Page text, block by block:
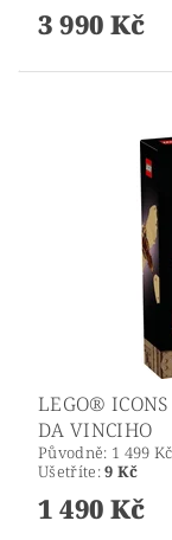
3 990 Kč
LEGO®
DA VINCIHO
Původně: 1 499 Kč
Ušetříte:9 Kč
1 490 Kč